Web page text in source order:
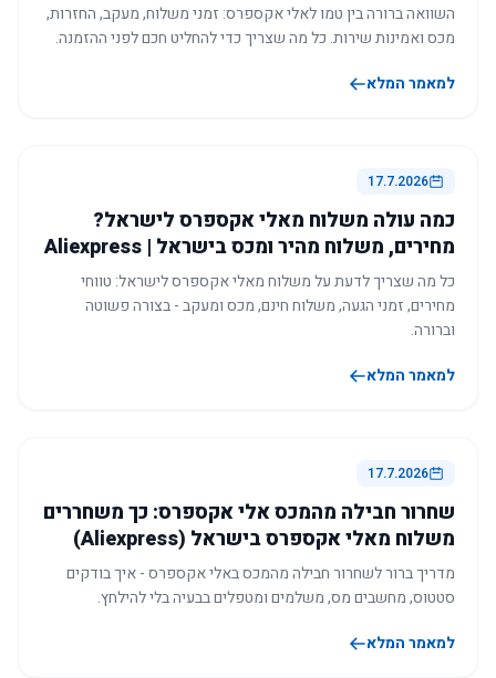
השוואה ברורה בין טמו לאלי אקספרס: זמני משלוח, מעקב, החזרות,
מכס ואמינות שירות. כל מה שצריך כדי להחליט חכם לפני ההזמנה.
למאמר המלא
17.7.2026
כמה עולה משלוח מאלי אקספרס לישראל?
מחירים, משלוח מהיר ומכס בישראל | Aliexpress
כל מה שצריך לדעת על משלוח מאלי אקספרס לישראל: טווחי
מחירים, זמני הגעה, משלוח חינם, מכס ומעקב - בצורה פשוטה
וברורה.
למאמר המלא
17.7.2026
שחרור חבילה מהמכס אלי אקספרס: כך משחררים
משלוח מאלי אקספרס בישראל (Aliexpress)
מדריך ברור לשחרור חבילה מהמכס באלי אקספרס - איך בודקים
סטטוס, מחשבים מס, משלמים ומטפלים בבעיה בלי להילחץ.
למאמר המלא